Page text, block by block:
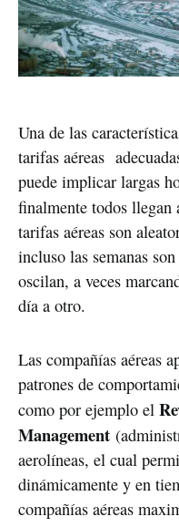
Una de las
tarifas aéreas
puede implicar largas
finalmente todos llegan
tarifas aéreas son
incluso las semanas
oscilan, a veces
día a otro.
Las compañías aéreas
patrones de
como por ejemplo el
Management
aerolíneas, el cual
dinámicamente y en
compañías aéreas